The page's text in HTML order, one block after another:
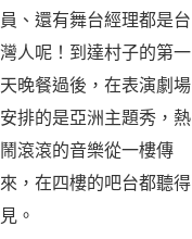
員、還有舞台經理都是台
灣人呢！到達村子的第一
天晚餐過後，在表演劇場
安排的是亞洲主題秀，熱
鬧滾滾的音樂從一樓傳
來，在四樓的吧台都聽得
見。